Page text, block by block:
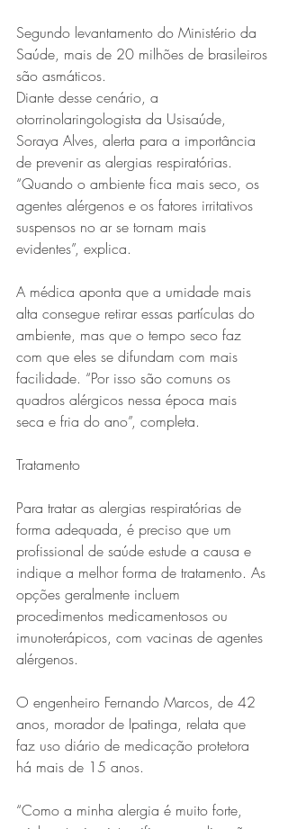
Segundo levantamento do Ministério da
Saúde, mais de 20 milhões de brasileiros
são asmáticos.
Diante desse cenário, a
otorrinolaringologista da Usisaúde,
Soraya Alves, alerta para a importância
de prevenir as alergias respiratórias.
“Quando o ambiente fica mais seco, os
agentes alérgenos e os fatores irritativos
suspensos no ar se tornam mais
evidentes”, explica.
A médica aponta que a umidade mais
alta consegue retirar essas partículas do
ambiente, mas que o tempo seco faz
com que eles se difundam com mais
facilidade. “Por isso são comuns os
quadros alérgicos nessa época mais
seca e fria do ano”, completa.
Tratamento
Para tratar as alergias respiratórias de
forma adequada, é preciso que um
profissional de saúde estude a causa e
indique a melhor forma de tratamento. As
opções geralmente incluem
procedimentos medicamentosos ou
imunoterápicos, com vacinas de agentes
alérgenos.
O engenheiro Fernando Marcos, de 42
anos, morador de Ipatinga, relata que
faz uso diário de medicação protetora
há mais de 15 anos.
“Como a minha alergia é muito forte,